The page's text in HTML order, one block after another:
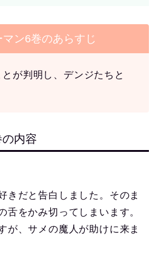
ン6巻のあらすじ
が判明し、デンジたちと
内容
きだと告白しました。そのま
舌をかみ切ってしまいます。
が、サメの魔人が助けに来ま